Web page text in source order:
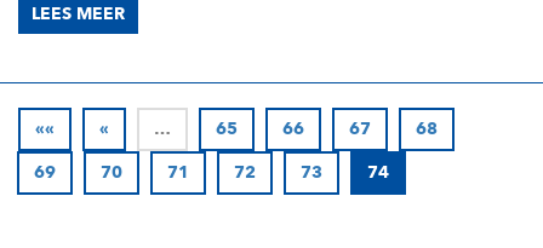
LEES MEER
«« « … 65 66 67
68
69
70 71 72 73 74